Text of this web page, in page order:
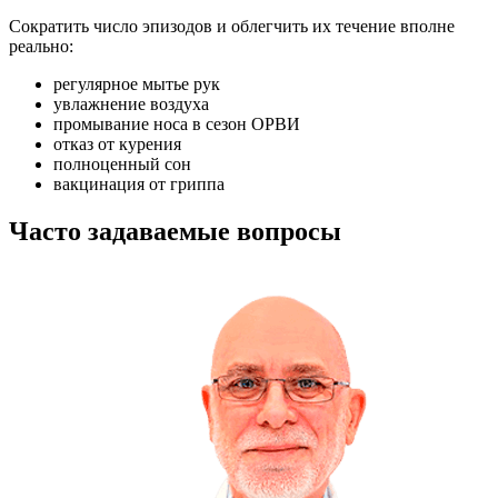
Сократить число эпизодов и облегчить их течение вполне
реально:
регулярное мытье рук
увлажнение воздуха
промывание носа в сезон ОРВИ
отказ от курения
полноценный сон
вакцинация от гриппа
Часто задаваемые вопросы